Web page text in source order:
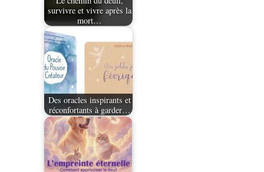
survivre et vivre après la
mort…
Des oracles inspirants et
réconfortants à garder…